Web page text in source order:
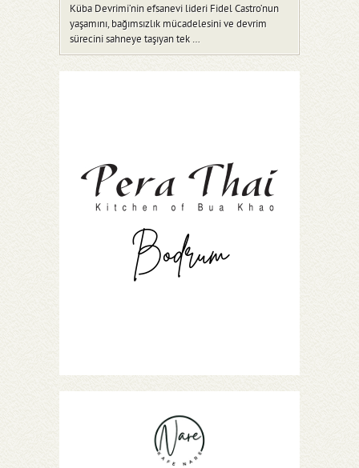
Küba Devrimi’nin efsanevi lideri Fidel Castro’nun
yaşamını, bağımsızlık mücadelesini ve devrim
sürecini sahneye taşıyan tek …